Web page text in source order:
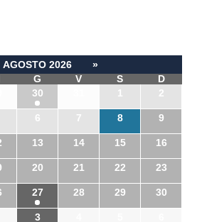
AGOSTO 2026
»
G V S
D
30 1 2
6 7 8 9
13 14 15 16
20 21 22 23
27 28 29 30
3